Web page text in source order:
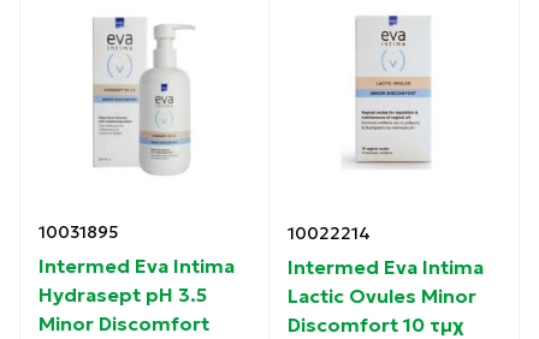
10031895
Intermed Eva Intima
Hydrasept pH 3.5
Minor Discomfort
10022214
Intermed Eva Intima
Lactic Ovules Minor
Discomfort 10 τμχ